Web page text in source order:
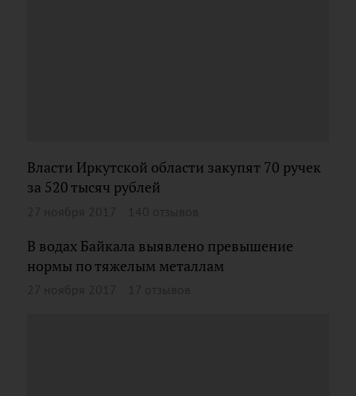
Власти Иркутской области закупят 70 ручек
за 520 тысяч рублей
В водах Байкала выявлено превышение
нормы по тяжелым металлам